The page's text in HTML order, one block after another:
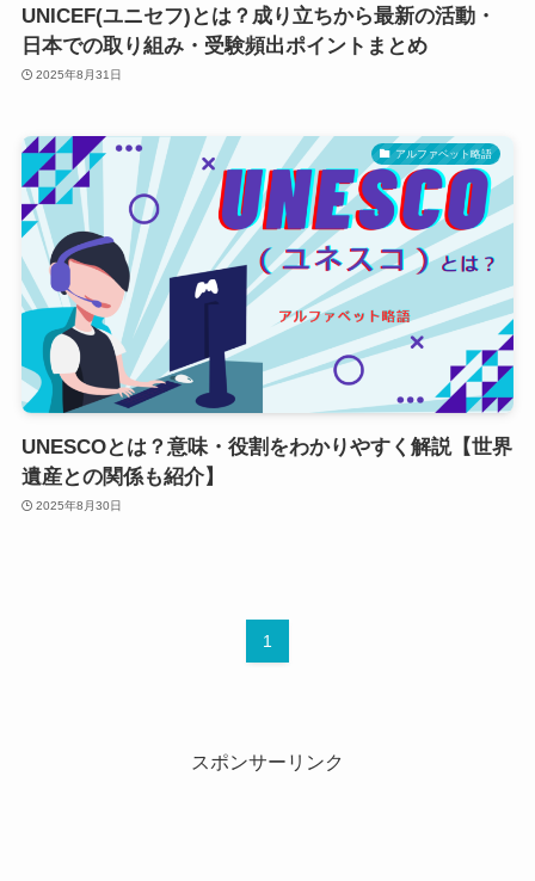
UNICEF(ユニセフ)とは？成り立ちから最新の活動・
日本での取り組み・受験頻出ポイントまとめ
2025年8月31日
アルファベット略語
UNESCOとは？意味・役割をわかりやすく解説【世界
遺産との関係も紹介】
2025年8月30日
1
スポンサーリンク